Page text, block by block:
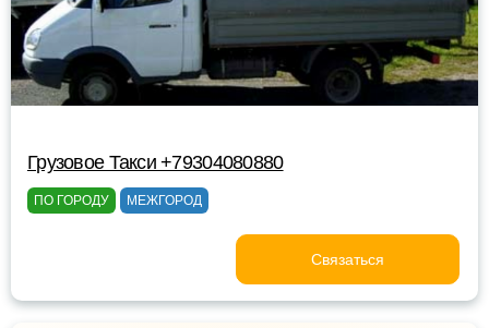
Грузовое Такси +79304080880
ПО ГОРОДУ МЕЖГОРОД
Связаться